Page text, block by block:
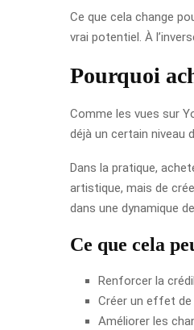
Ce que cela change
vrai potentiel. À
Pourquoi
Comme les vues sur
déjà un certain niveau
Dans la pratique,
artistique, mais de
dans une dynamique
Ce que cela
Renforcer la
Créer un effet de
Améliorer les